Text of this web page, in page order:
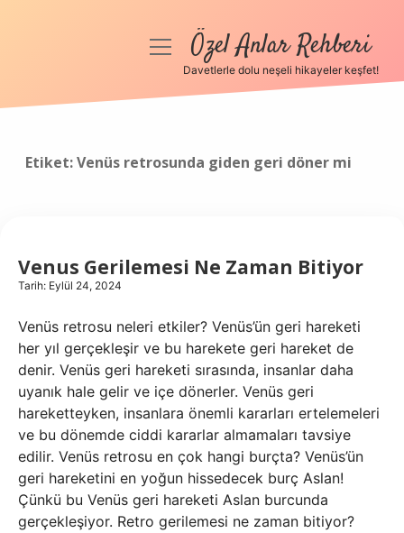
Anasayfa
menüyüÖzel Anlar Rehberi
Davetlerle dolu neşeli hikayeler keşfet!
Etiket:Venüs retrosunda giden geri döner mi
Venus Gerilemesi Ne Zaman Bitiyor
Tarih: Eylül 24, 2024
Venüs retrosu neleri etkiler? Venüs’ün geri hareketi
her yıl gerçekleşir ve bu harekete geri hareket de
denir. Venüs geri hareketi sırasında, insanlar daha
uyanık hale gelir ve içe dönerler. Venüs geri
hareketteyken, insanlara önemli kararları ertelemeleri
ve bu dönemde ciddi kararlar almamaları tavsiye
edilir. Venüs retrosu en çok hangi burçta? Venüs’ün
geri hareketini en yoğun hissedecek burç Aslan!
Çünkü bu Venüs geri hareketi Aslan burcunda
gerçekleşiyor. Retro gerilemesi ne zaman bitiyor?